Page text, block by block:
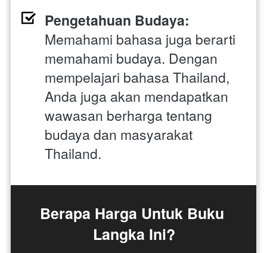
Pengetahuan Budaya:
Memahami bahasa juga berarti
memahami budaya. Dengan
mempelajari bahasa Thailand,
Anda juga akan mendapatkan
wawasan berharga tentang
budaya dan masyarakat
Thailand.
Berapa Harga Untuk Buku
Langka Ini?